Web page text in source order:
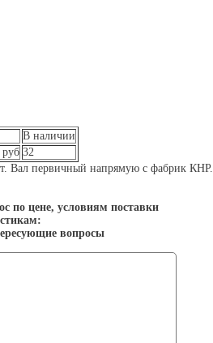
В наличии
руб 32
Вал первичный напрямую с фабрик КНР.
по цене, условиям поставки
вопросы